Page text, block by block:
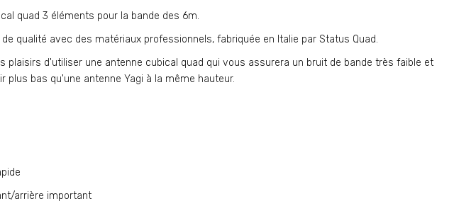
quad 3 éléments pour la bande des 6m.
qualité avec des matériaux professionnels, fabriquée en Italie par Status Quad.
plaisirs d'utiliser une antenne cubical quad qui vous assurera un bruit de bande très faible et
plus bas qu'une antenne Yagi à la même hauteur.
arrière important